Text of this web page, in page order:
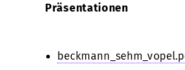
Präsentationen